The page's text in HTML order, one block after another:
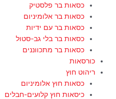
כסאות בר פלסטיק
כסאות בר אלומיניום
כסאות בר עם ידיות
כסאות בר בלי גב-סטול
כסאות בר מתכווננים
כורסאות
ריהוט חוץ
כסאות חוץ אלומיניום
כיסאות חוץ קלועים-חבלים